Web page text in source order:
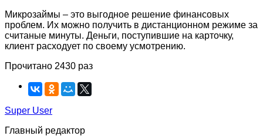
Микрозаймы – это выгодное решение финансовых
проблем. Их можно получить в дистанционном режиме за
считаные минуты. Деньги, поступившие на карточку,
клиент расходует по своему усмотрению.
Прочитано 2430 раз
Super User
Главный редактор